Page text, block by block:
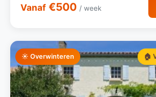
Vanaf €500 / week
☀️ Overwinteren 🏠